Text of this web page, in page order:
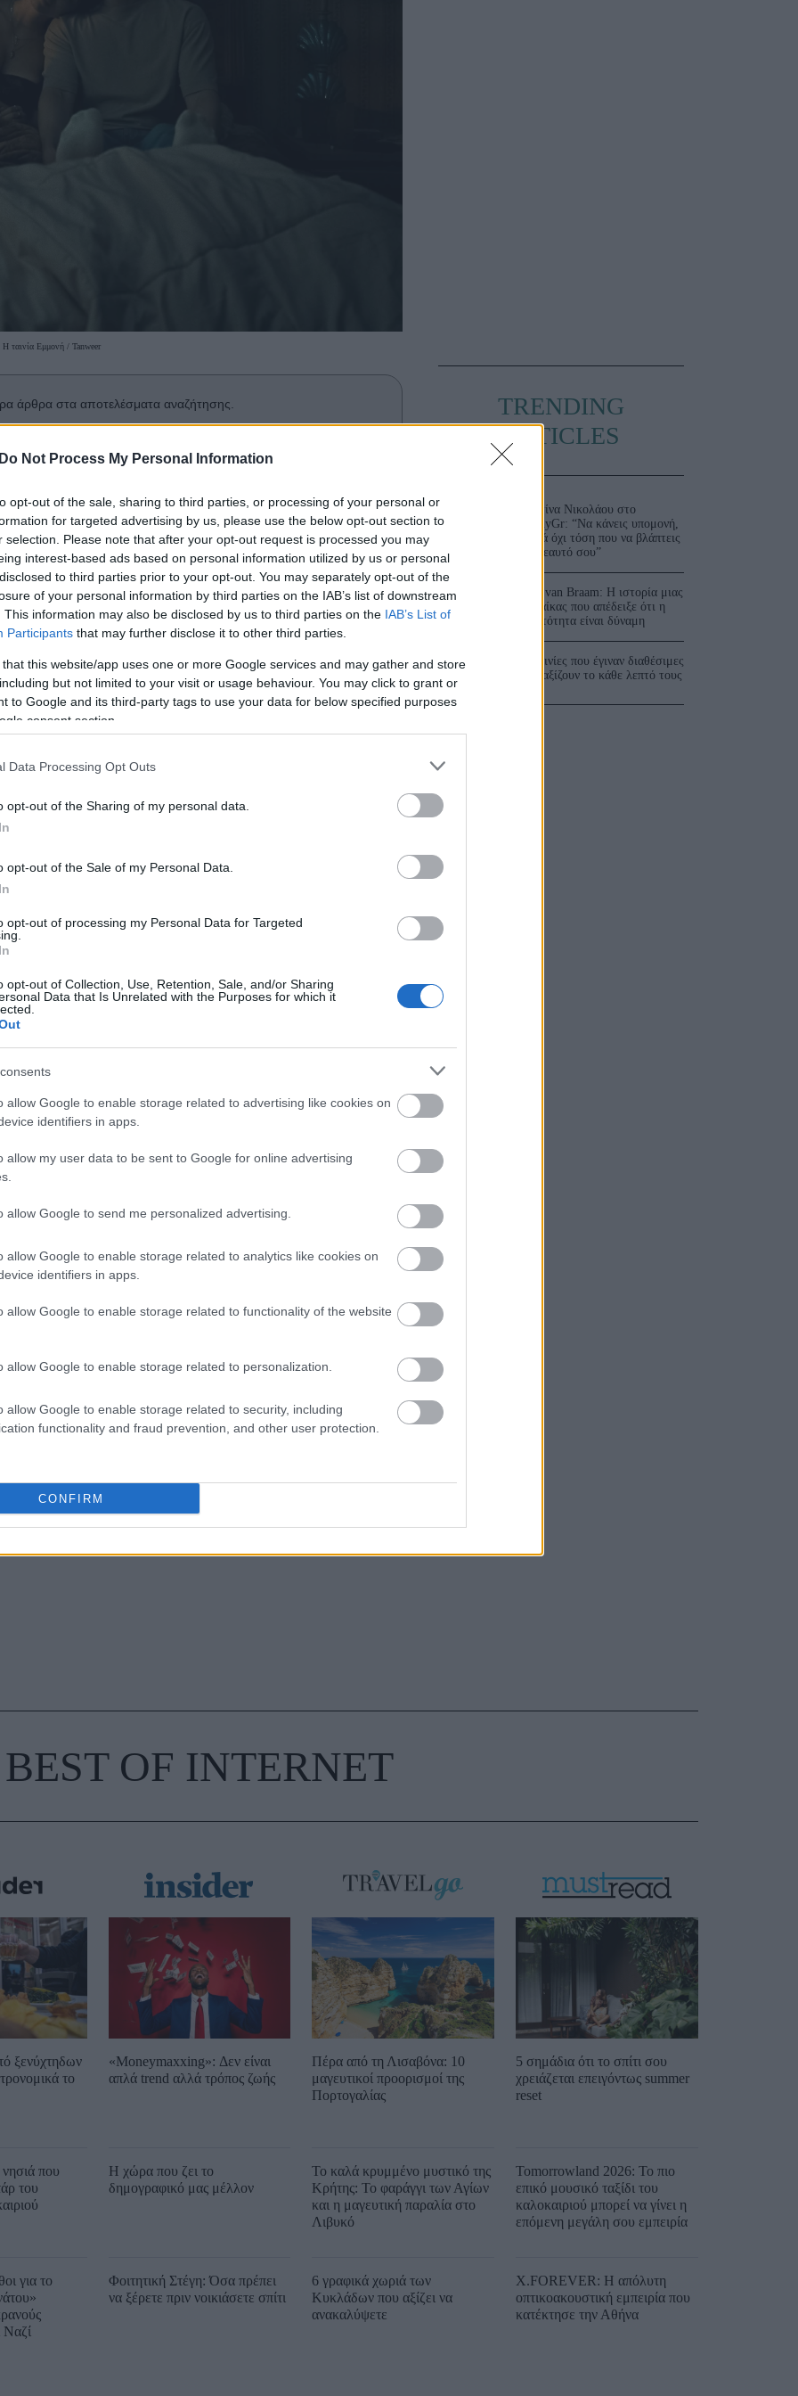
Do Not Process My Personal Information
opt-out of the sale, sharing to third parties, or processing of your personal or
for targeted advertising by us, please use the below opt-out section to
selection. Please note that after your opt-out request is processed you may
interest-based ads based on personal information utilized by us or personal
to third parties prior to your opt-out. You may separately opt-out of the
of your personal information by third parties on the IAB’s list of downstream
This information may also be disclosed by us to third parties on the IAB’s List of
Participants that may further disclose it to other third parties.
that this website/app uses one or more Google services and may gather and store
but not limited to your visit or usage behaviour. You may click to grant or
to Google and its third-party tags to use your data for below specified purposes
consent section.
Data Processing Opt Outs
opt-out of the Sharing of my personal data.
opt-out of the Sale of my Personal Data.
opt-out of processing my Personal Data for Targeted
opt-out of Collection, Use, Retention, Sale, and/or Sharing
Data that Is Unrelated with the Purposes for which it
allow Google to enable storage related to advertising like cookies on
identifiers in apps.
allow my user data to be sent to Google for online advertising
allow Google to send me personalized advertising.
allow Google to enable storage related to analytics like cookies on
identifiers in apps.
allow Google to enable storage related to functionality of the website
allow Google to enable storage related to personalization.
allow Google to enable storage related to security, including
functionality and fraud prevention, and other user protection.
CONFIRM
Η ταινία Εμμονή / Tanweer
άρθρα στα αποτελέσματα αναζήτησης.
του jenny.gr στην Google
και παγκόσμιο «ταμείο» 375 εκατ. δολάρια, η ταινία
πολλαπλές πρωτιές
πορεία του στο box office. Έχει ξεπεράσει το
τα μεγαλύτερες success stories της χρονιάς και
δολαρίων παγκοσμίως, με μηδαμινό μπάτζετ,
το όραμα μετράνε πάνω από όλα.
σε ψηφιακές πλατφόρμες, κέρδισε πάνω
προβολής της, με τη διατήρηση του εξαψήφιου
τηςBarbie, στο 5ο μεγαλύτερο σερί μετά την
καθημερινή έμπνευση. Ακολούθησε το
στοGoogle News.
ΤΩΡΑ
μαντηλάκια; Οι λόγοι που πρέπει να σταματήσεις asap
για το μέλλον - Τι προβλέπεται για κάθε ζώδιο
το μυαλό σου - Συμβαίνει στους περισσότερους και
TRENDING
ARTICLES
Ματίνα Νικολάου στο
JennyGr: “Να κάνεις υπομονή,
αλλά όχι τόση που να βλάπτεις
τον εαυτό σου”
Ger van Braam: Η ιστορία μιας
γυναίκας που απέδειξε ότι η
ορατότητα είναι δύναμη
3 ταινίες που έγιναν διαθέσιμες
και αξίζουν το κάθε λεπτό τους
BEST OF INTERNET
ξενύχτηδων
το
που
του
για το
Ναζί
«Moneymaxxing»: Δεν είναι
απλά trend αλλά τρόπος ζωής
Η χώρα που ζει το
δημογραφικό μας μέλλον
Φοιτητική Στέγη: Όσα πρέπει
να ξέρετε πριν νοικιάσετε σπίτι
Πέρα από τη Λισαβόνα: 10
μαγευτικοί προορισμοί της
Πορτογαλίας
Το καλά κρυμμένο μυστικό της
Κρήτης: Το φαράγγι των Αγίων
και η μαγευτική παραλία στο
Λιβυκό
6 γραφικά χωριά των
Κυκλάδων που αξίζει να
ανακαλύψετε
5 σημάδια ότι το σπίτι σου
χρειάζεται επειγόντως summer
reset
Tomorrowland 2026: Το πιο
επικό μουσικό ταξίδι του
καλοκαιριού μπορεί να γίνει η
επόμενη μεγάλη σου εμπειρία
X.FOREVER: Η απόλυτη
οπτικοακουστική εμπειρία που
κατέκτησε την Αθήνα